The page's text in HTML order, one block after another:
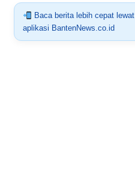
Baca berita lebih cepat lewat
aplikasi BantenNews.co.id